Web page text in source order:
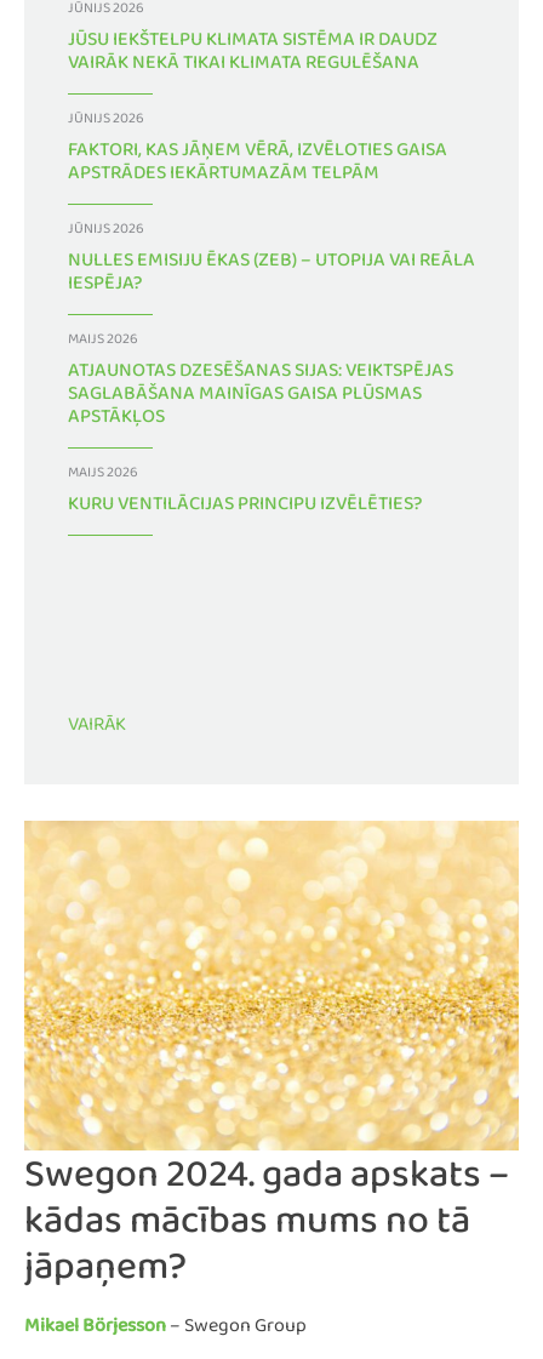
JŪNIJS 2026
JŪSU IEKŠTELPU KLIMATA SISTĒMA IR DAUDZ
VAIRĀK NEKĀ TIKAI KLIMATA REGULĒŠANA
JŪNIJS 2026
FAKTORI, KAS JĀŅEM VĒRĀ, IZVĒLOTIES GAISA
APSTRĀDES IEKĀRTUMAZĀM TELPĀM
JŪNIJS 2026
NULLES EMISIJU ĒKAS (ZEB) – UTOPIJA VAI REĀLA
IESPĒJA?
MAIJS 2026
ATJAUNOTAS DZESĒŠANAS SIJAS: VEIKTSPĒJAS
SAGLABĀŠANA MAINĪGAS GAISA PLŪSMAS
APSTĀKĻOS
MAIJS 2026
KURU VENTILĀCIJAS PRINCIPU IZVĒLĒTIES?
VAIRĀK
Swegon 2024. gada apskats –
kādas mācības mums no tā
jāpaņem?
Mikael Börjesson– Swegon Group